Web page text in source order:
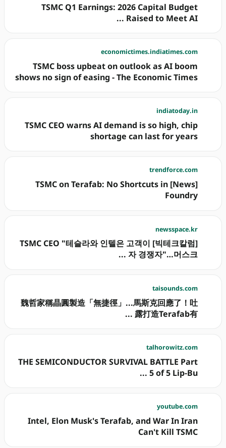
TSMC Q1 Earnings: 2026 Capital Budget
Raised to Meet AI ...
economictimes.indiatimes.com
TSMC boss upbeat on outlook as AI boom
shows no sign of easing - The Economic Times
indiatoday.in
TSMC CEO warns AI demand is so high, chip
shortage can last for years
trendforce.com
[News] TSMC on Terafab: No Shortcuts in
Foundry
newsspace.kr
[빅테크칼럼] TSMC CEO "테슬라와 인텔은 고객이
자 경쟁자"…머스크 ...
taisounds.com
魏哲家稱晶圓製造「無捷徑」...馬斯克回應了！吐
露打造Terafab有 ...
talhorowitz.com
THE SEMICONDUCTOR SURVIVAL BATTLE Part
5 of 5 Lip-Bu ...
youtube.com
Intel, Elon Musk's Terafab, and War In Iran
Can't Kill TSMC